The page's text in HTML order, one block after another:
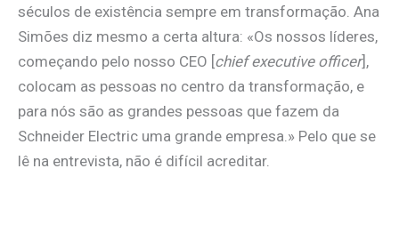
séculos de existência sempre em transformação. Ana
Simões diz mesmo a certa altura: «Os nossos líderes,
começando pelo nosso CEO [chief executive officer],
colocam as pessoas no centro da transformação, e
para nós são as grandes pessoas que fazem da
Schneider Electric uma grande empresa.» Pelo que se
lê na entrevista, não é difícil acreditar.